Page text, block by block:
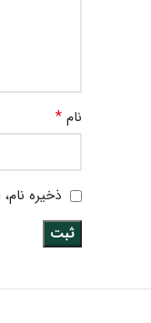
نام *
ذخیره